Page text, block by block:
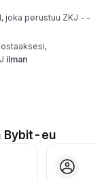
joka perustuu ZKJ --
ilman
Bybit-eu